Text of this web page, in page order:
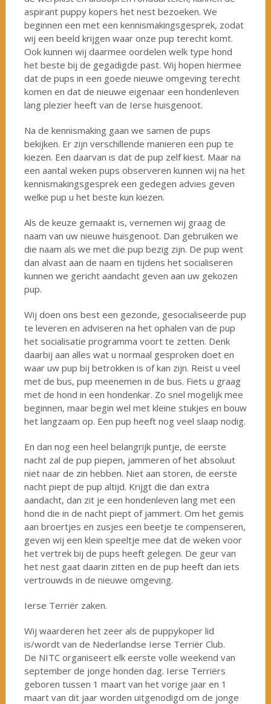
aspirant puppy kopers het nest bezoeken. We
beginnen een met een kennismakingsgesprek, zodat
wij een beeld krijgen waar onze pup terecht komt.
Ook kunnen wij daarmee oordelen welk type hond
het beste bij de gegadigde past. Wij hopen hiermee
dat de pups in een goede nieuwe omgeving terecht
komen en dat de nieuwe eigenaar een hondenleven
lang plezier heeft van de Ierse huisgenoot.
Na de kennismaking gaan we samen de pups
bekijken. Er zijn verschillende manieren een pup te
kiezen. Een daarvan is dat de pup zelf kiest. Maar na
een aantal weken pups observeren kunnen wij na het
kennismakingsgesprek een gedegen advies geven
welke pup u het beste kun kiezen.
Als de keuze gemaakt is, vernemen wij graag de
naam van uw nieuwe huisgenoot. Dan gebruiken we
die naam als we met die pup bezig zijn. De pup went
dan alvast aan de naam en tijdens het socialiseren
kunnen we gericht aandacht geven aan uw gekozen
pup.
Wij doen ons best een gezonde, gesocialiseerde pup
te leveren en adviseren na het ophalen van de pup
het socialisatie programma voort te zetten. Denk
daarbij aan alles wat u normaal gesproken doet en
waar uw pup bij betrokken is of kan zijn. Reist u veel
met de bus, pup meenemen in de bus. Fiets u graag
met de hond in een hondenkar. Zo snel mogelijk mee
beginnen, maar begin wel met kleine stukjes en bouw
het langzaam op. Een pup heeft nog veel slaap nodig.
En dan nog een heel belangrijk puntje, de eerste
nacht zal de pup piepen, jammeren of het absoluut
niet naar de zin hebben. Niet aan storen, de eerste
nacht piept de pup altijd. Krijgt die dan extra
aandacht, dan zit je een hondenleven lang met een
hond die in de nacht piept of jammert. Om het gemis
aan broertjes en zusjes een beetje te compenseren,
geven wij een klein speeltje mee dat de weken voor
het vertrek bij de pups heeft gelegen. De geur van
het nest gaat daarin zitten en de pup heeft dan iets
vertrouwds in de nieuwe omgeving.
Ierse Terriër zaken.
Wij waarderen het zeer als de puppykoper lid
is/wordt van de Nederlandse Ierse Terriër Club.
De NITC organiseert elk eerste volle weekend van
september de jonge honden dag. Ierse Terriërs
geboren tussen 1 maart van het vorige jaar en 1
maart van dit jaar worden uitgenodigd om de jonge